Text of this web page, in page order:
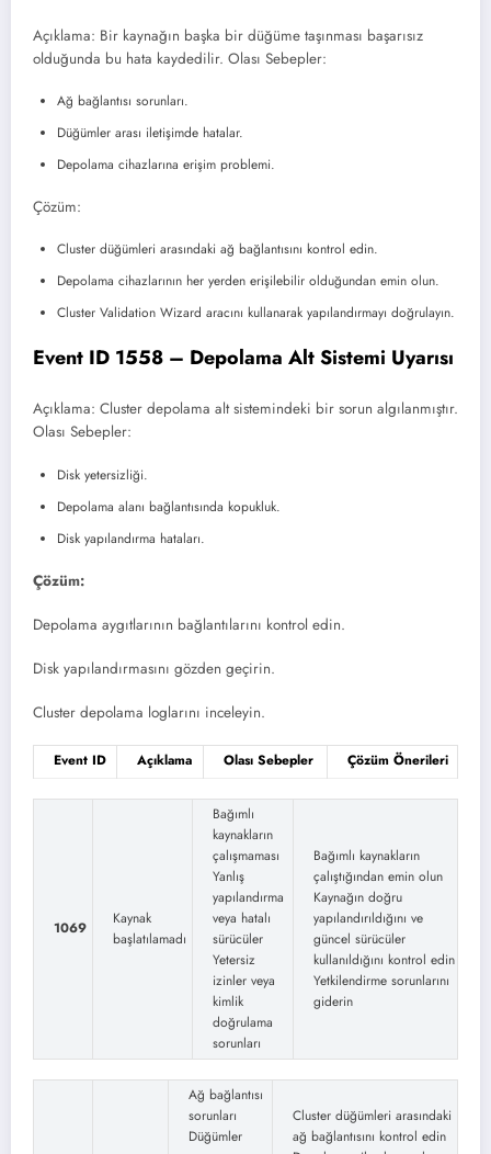
Açıklama: Bir kaynağın başka bir düğüme taşınması başarısız
olduğunda bu hata kaydedilir. Olası Sebepler:
Ağ bağlantısı sorunları.
Düğümler arası iletişimde hatalar.
Depolama cihazlarına erişim problemi.
Çözüm:
Cluster düğümleri arasındaki ağ bağlantısını kontrol edin.
Depolama cihazlarının her yerden erişilebilir olduğundan emin olun.
Cluster Validation Wizard aracını kullanarak yapılandırmayı doğrulayın.
Event ID 1558 – Depolama Alt Sistemi Uyarısı
Açıklama: Cluster depolama alt sistemindeki bir sorun algılanmıştır.
Olası Sebepler:
Disk yetersizliği.
Depolama alanı bağlantısında kopukluk.
Disk yapılandırma hataları.
Çözüm:
Depolama aygıtlarının bağlantılarını kontrol edin.
Disk yapılandırmasını gözden geçirin.
Cluster depolama loglarını inceleyin.
Event ID Açıklama Olası Sebepler Çözüm Önerileri
1069
Kaynak
başlatılamadı
Bağımlı
kaynakların
çalışmaması
Yanlış
yapılandırma
veya hatalı
sürücüler
Yetersiz
izinler veya
kimlik
doğrulama
sorunları
Bağımlı kaynakların
çalıştığından emin olun
Kaynağın doğru
yapılandırıldığını ve
güncel sürücüler
kullanıldığını kontrol edin
Yetkilendirme sorunlarını
giderin
Ağ bağlantısı
sorunları
Düğümler
Cluster düğümleri arasındaki
ağ bağlantısını kontrol edin